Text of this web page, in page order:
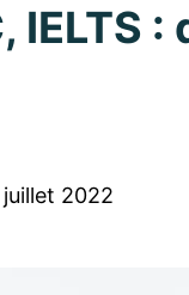
IELTS
juillet 2022